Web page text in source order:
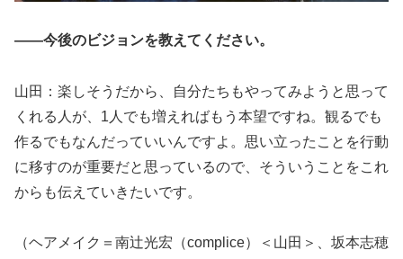
――今後のビジョンを教えてください。
山田：楽しそうだから、自分たちもやってみようと思って
くれる人が、1人でも増えればもう本望ですね。観るでも
作るでもなんだっていいんですよ。思い立ったことを行動
に移すのが重要だと思っているので、そういうことをこれ
からも伝えていきたいです。
（ヘアメイク＝南辻光宏（complice）＜山田＞、坂本志穂